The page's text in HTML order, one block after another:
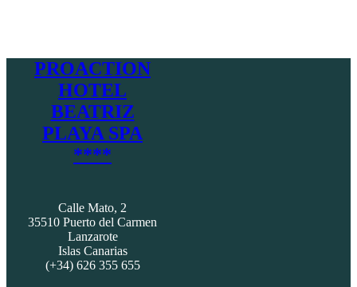
PROACTION
HOTEL
BEATRIZ
PLAYA SPA
****
Calle Mato, 2
35510 Puerto del Carmen
Lanzarote
Islas Canarias
(+34) 626 355 655